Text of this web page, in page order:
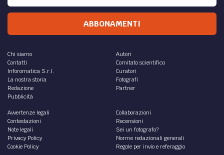
ABBONAMENTI
Chi siamo
Contatti
Inforomatica S.r.l.
La nostra storia
Redazione
Pubblicità
Autori
Comitato scientifico
Curatori
Fotografi
Partner
Avvertenze legali
Contestazioni
Note legali
Privacy Policy
Cookie Policy
Collaborazioni
Recensioni
Sei un fotografo?
Norme redazionali generali
Regole per invio e referaggio